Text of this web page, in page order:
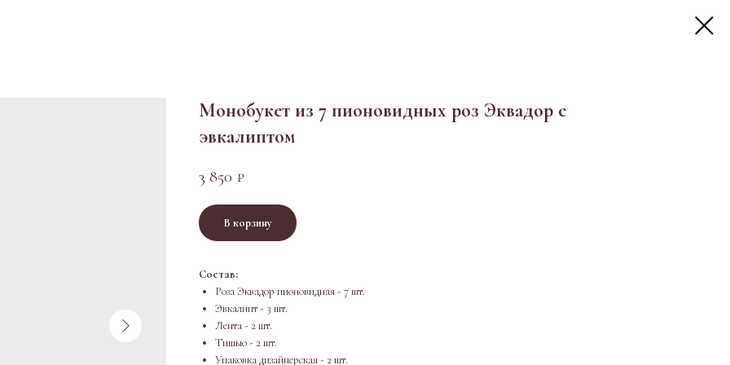
Монобукет из 7 пионовидных роз Эквадор с
эвкалиптом
3 850 ₽
В корзину
Состав:
Роза Эквадор пионовидная - 7 шт.
Эвкалипт - 3 шт.
Лента - 2 шт.
Тишью - 2 шт.
Упаковка дизайнерская - 2 шт.